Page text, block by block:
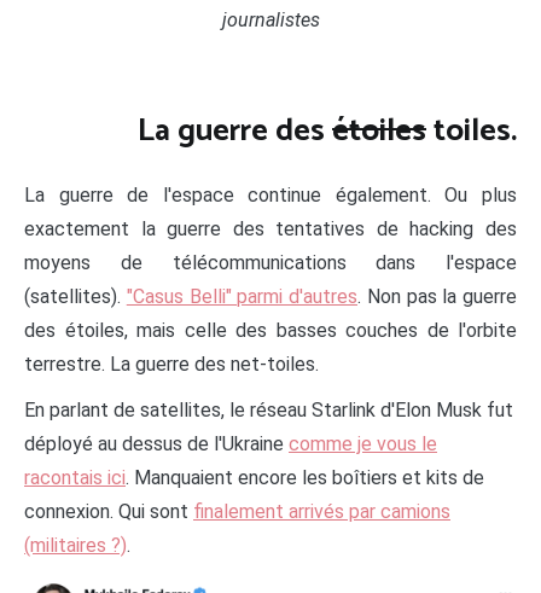
journalistes
La guerre desétoilestoiles.
La guerre de l'espace continue également. Ou plus
exactement la guerre des tentatives de hacking des
moyens de télécommunications dans l'espace
(satellites). "Casus Belli" parmi d'autres. Non pas la guerre
des étoiles, mais celle des basses couches de l'orbite
terrestre. La guerre des net-toiles.
En parlant de satellites, le réseau Starlink d'Elon Musk fut
déployé au dessus de l'Ukraine comme je vous le
racontais ici. Manquaient encore les boîtiers et kits de
connexion. Qui sont finalement arrivés par camions
(militaires ?).